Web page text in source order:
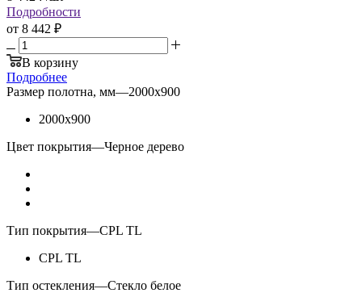
Подробности
от 8 442 ₽
В корзину
Подробнее
Размер полотна, мм—2000x900
2000x900
Цвет покрытия—Черное дерево
Тип покрытия—CPL TL
CPL TL
Тип остекления—Стекло белое